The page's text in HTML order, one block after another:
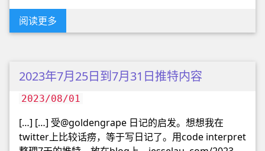
阅读更多
2023年7月25日到7月31日推特内容
2023/08/01
[…] […] 受@goldengrape 日记的启发。想想我在
twitter上比较话痨，等于写日记了。用code interpret